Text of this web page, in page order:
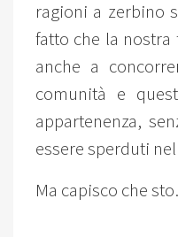
ragioni a zerbino
fatto che la nostra
anche a
comunità e
appartenenza,
essere sperduti
Ma capisco che